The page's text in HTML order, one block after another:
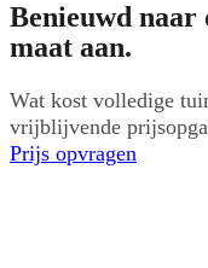
Benieuwd naar
maat aan.
Wat kost volledige
vrijblijvende
Prijs opvragen